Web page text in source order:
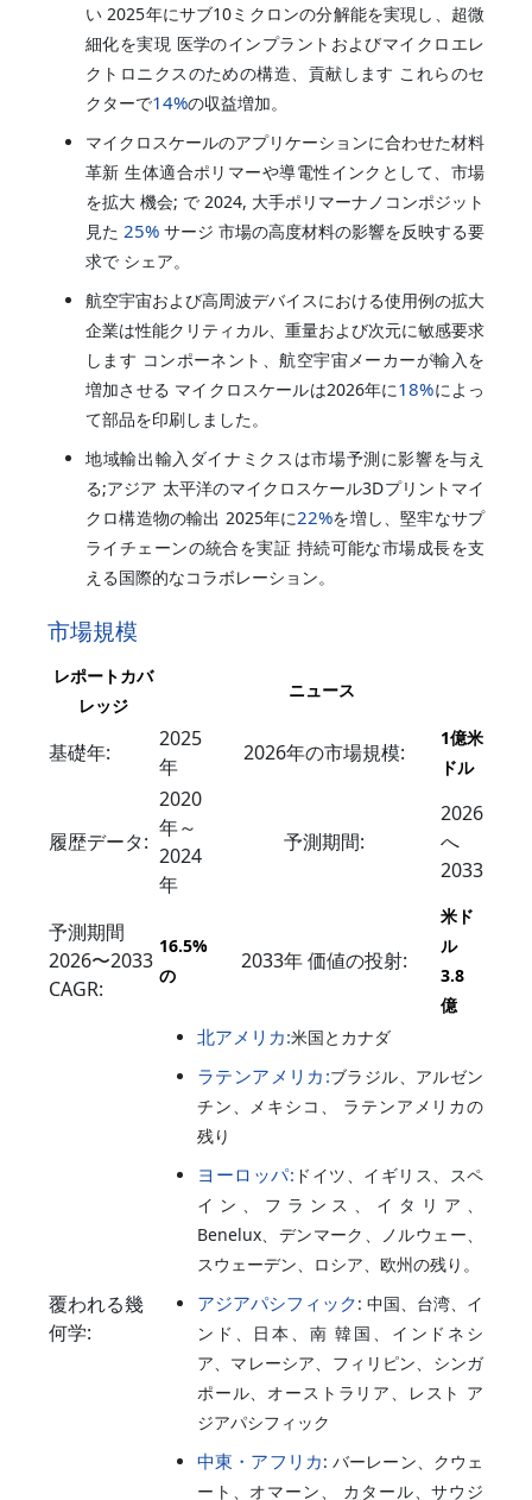
い 2025年にサブ10ミクロンの分解能を実現し、超微
細化を実現 医学のインプラントおよびマイクロエレ
クトロニクスのための構造、貢献します これらのセ
クターで14%の収益増加。
マイクロスケールのアプリケーションに合わせた材料
革新 生体適合ポリマーや導電性インクとして、市場
を拡大 機会; で 2024, 大手ポリマーナノコンポジット
見た 25% サージ 市場の高度材料の影響を反映する要
求で シェア。
航空宇宙および高周波デバイスにおける使用例の拡大
企業は性能クリティカル、重量および次元に敏感要求
します コンポーネント、航空宇宙メーカーが輸入を
増加させる マイクロスケールは2026年に18%によっ
て部品を印刷しました。
地域輸出輸入ダイナミクスは市場予測に影響を与え
る;アジア 太平洋のマイクロスケール3Dプリントマイ
クロ構造物の輸出 2025年に22%を増し、堅牢なサプ
ライチェーンの統合を実証 持続可能な市場成長を支
える国際的なコラボレーション。
市場規模
レポートカバ
レッジ
ニュース
基礎年:
2025
年
2026年の市場規模:
1億米
ドル
履歴データ:
2020
年～
2024
年
予測期間:
2026
へ
2033
予測期間
2026〜2033
CAGR:
16.5%
の
2033年 価値の投射:
米ド
ル
3.8
億
覆われる幾
何学:
北アメリカ:米国とカナダ
ラテンアメリカ:ブラジル、アルゼン
チン、メキシコ、 ラテンアメリカの
残り
ヨーロッパ: ドイツ、イギリス、スペ
イン、フランス、イタリア、
Benelux、デンマーク、ノルウェー、
スウェーデン、ロシア、欧州の残り。
アジアパシフィック: 中国、台湾、イ
ンド、日本、南 韓国、インドネシ
ア、マレーシア、フィリピン、シンガ
ポール、オーストラリア、レスト ア
ジアパシフィック
中東・アフリカ: バーレーン、クウェ
ート、オマーン、 カタール、サウジ